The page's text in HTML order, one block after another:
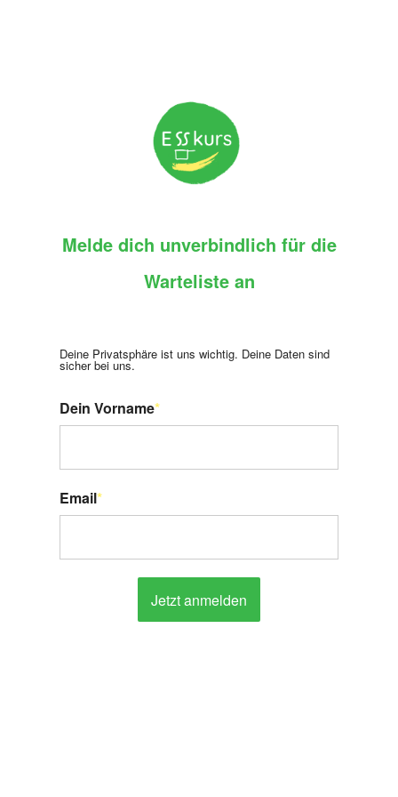
Melde dich unverbindlich für die
Warteliste an
Deine Privatsphäre ist uns wichtig. Deine Daten sind
sicher bei uns.
Dein Vorname*
Email*
Jetzt anmelden